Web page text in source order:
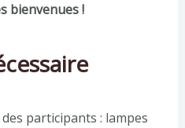
bienvenues !
participants : lampes